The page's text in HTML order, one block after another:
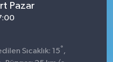
Pazar
Sıcaklık: 15° ,